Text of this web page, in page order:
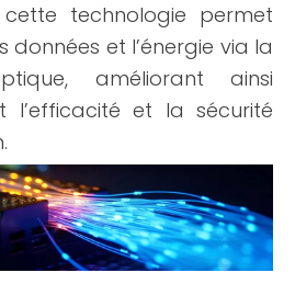
cette technologie permet
et l’énergie via la
améliorant ainsi
l’efficacité et la sécurité